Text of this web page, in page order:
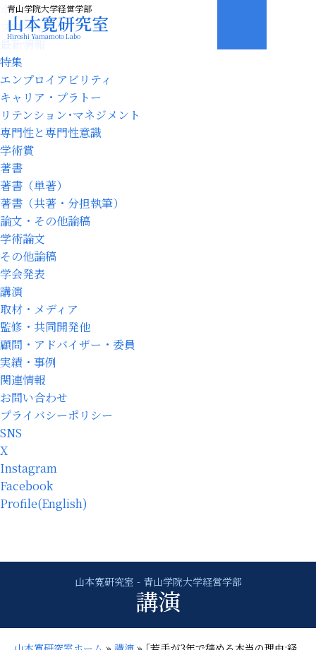
青山学院大学経営学部
山本寛研究室
Hiroshi Yamamoto Labo
ホーム
プロフィール
最新情報
特集
エンプロイアビリティ
キャリア・プラトー
リテンション･マネジメント
専門性と専門性意識
学術賞
著書
著書（単著）
著書（共著・分担執筆）
論文・その他論稿
学術論文
その他論稿
学会発表
講演
取材・メディア
監修・共同開発他
顧問・アドバイザー・委員
実績・事例
関連情報
お問い合わせ
プライバシーポリシー
SNS
X
Instagram
Facebook
Profile(English)
講演